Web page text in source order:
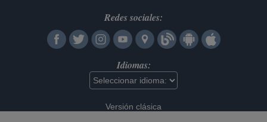
Redes sociales:
Idiomas:
Versión clásica